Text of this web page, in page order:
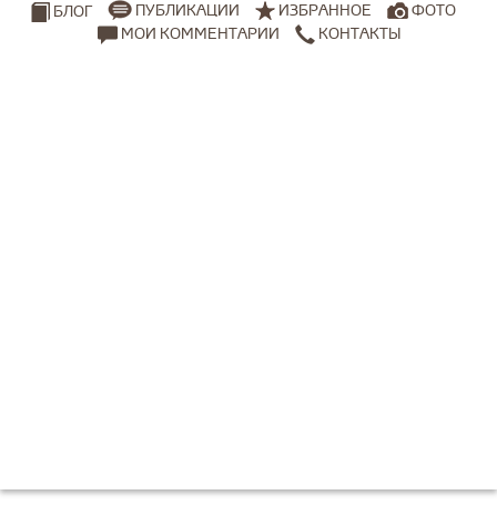
БЛОГ ПУБЛИКАЦИИ ИЗБРАННОЕ
ФОТО
МОИ КОММЕНТАРИИ
КОНТАКТЫ